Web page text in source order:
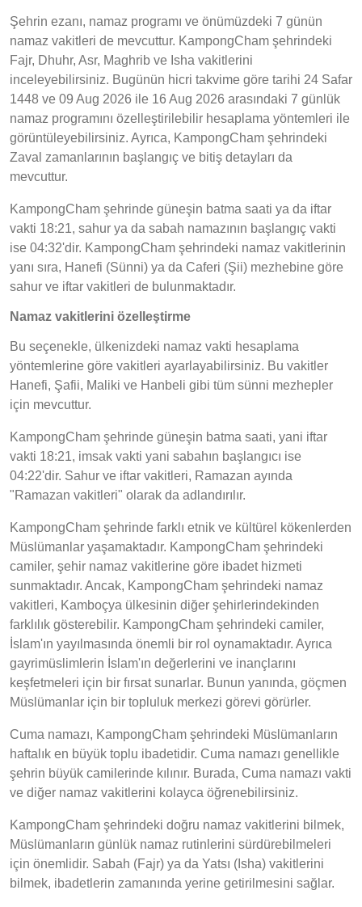
Şehrin ezanı, namaz programı ve önümüzdeki 7 günün
namaz vakitleri de mevcuttur. KampongCham şehrindeki
Fajr, Dhuhr, Asr, Maghrib ve Isha vakitlerini
inceleyebilirsiniz. Bugünün hicri takvime göre tarihi 24 Safar
1448 ve 09 Aug 2026 ile 16 Aug 2026 arasındaki 7 günlük
namaz programını özelleştirilebilir hesaplama yöntemleri ile
görüntüleyebilirsiniz. Ayrıca, KampongCham şehrindeki
Zaval zamanlarının başlangıç ve bitiş detayları da
mevcuttur.
KampongCham şehrinde güneşin batma saati ya da iftar
vakti 18:21, sahur ya da sabah namazının başlangıç vakti
ise 04:32'dir. KampongCham şehrindeki namaz vakitlerinin
yanı sıra, Hanefi (Sünni) ya da Caferi (Şii) mezhebine göre
sahur ve iftar vakitleri de bulunmaktadır.
Namaz vakitlerini özelleştirme
Bu seçenekle, ülkenizdeki namaz vakti hesaplama
yöntemlerine göre vakitleri ayarlayabilirsiniz. Bu vakitler
Hanefi, Şafii, Maliki ve Hanbeli gibi tüm sünni mezhepler
için mevcuttur.
KampongCham şehrinde güneşin batma saati, yani iftar
vakti 18:21, imsak vakti yani sabahın başlangıcı ise
04:22'dir. Sahur ve iftar vakitleri, Ramazan ayında
"Ramazan vakitleri" olarak da adlandırılır.
KampongCham şehrinde farklı etnik ve kültürel kökenlerden
Müslümanlar yaşamaktadır. KampongCham şehrindeki
camiler, şehir namaz vakitlerine göre ibadet hizmeti
sunmaktadır. Ancak, KampongCham şehrindeki namaz
vakitleri, Kamboçya ülkesinin diğer şehirlerindekinden
farklılık gösterebilir. KampongCham şehrindeki camiler,
İslam'ın yayılmasında önemli bir rol oynamaktadır. Ayrıca
gayrimüslimlerin İslam'ın değerlerini ve inançlarını
keşfetmeleri için bir fırsat sunarlar. Bunun yanında, göçmen
Müslümanlar için bir topluluk merkezi görevi görürler.
Cuma namazı, KampongCham şehrindeki Müslümanların
haftalık en büyük toplu ibadetidir. Cuma namazı genellikle
şehrin büyük camilerinde kılınır. Burada, Cuma namazı vakti
ve diğer namaz vakitlerini kolayca öğrenebilirsiniz.
KampongCham şehrindeki doğru namaz vakitlerini bilmek,
Müslümanların günlük namaz rutinlerini sürdürebilmeleri
için önemlidir. Sabah (Fajr) ya da Yatsı (Isha) vakitlerini
bilmek, ibadetlerin zamanında yerine getirilmesini sağlar.